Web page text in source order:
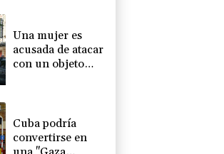
Anthony Fauci
Una mujer es
acusada de atacar
con un objeto
Cuba podría
convertirse en